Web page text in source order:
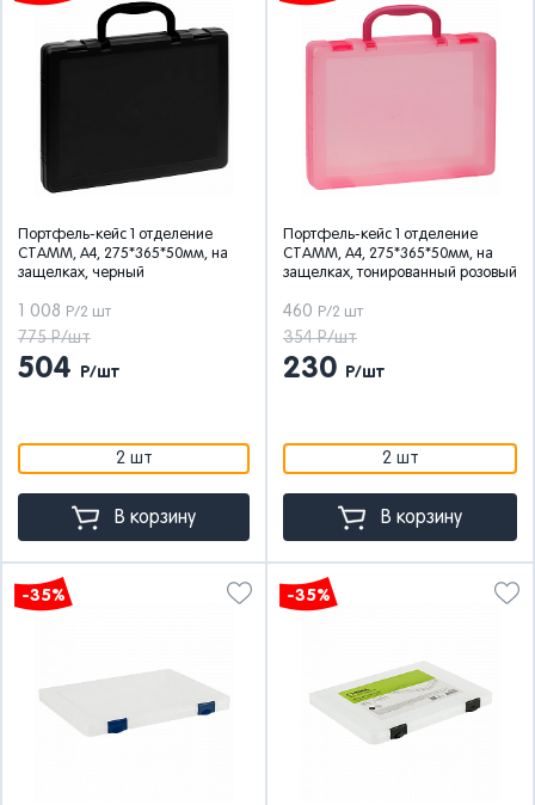
Портфель-кейс 1 отделение
СТАММ, А4, 275*365*50мм, на
защелках, черный
1 008 Р/2 шт
775 Р/шт
504 Р/шт
2 шт
В корзину
Портфель-кейс 1 отделение
СТАММ, А4, 275*365*50мм, на
защелках, тонированный розовый
460 Р/2 шт
354 Р/шт
230 Р/шт
2 шт
В корзину
-35% -35%